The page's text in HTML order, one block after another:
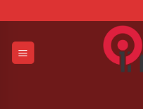
to
content